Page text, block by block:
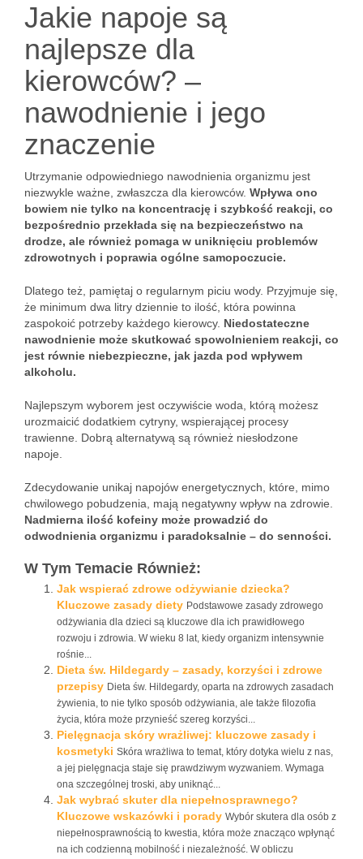
Jakie napoje są
najlepsze dla
kierowców? –
nawodnienie i jego
znaczenie
Utrzymanie odpowiedniego nawodnienia organizmu jest
niezwykle ważne, zwłaszcza dla kierowców. Wpływa ono
bowiem nie tylko na koncentrację i szybkość reakcji, co
bezpośrednio przekłada się na bezpieczeństwo na
drodze, ale również pomaga w uniknięciu problemów
zdrowotnych i poprawia ogólne samopoczucie.
Dlatego też, pamiętaj o regularnym piciu wody. Przyjmuje się,
że minimum dwa litry dziennie to ilość, która powinna
zaspokoić potrzeby każdego kierowcy. Niedostateczne
nawodnienie może skutkować spowolnieniem reakcji, co
jest równie niebezpieczne, jak jazda pod wpływem
alkoholu.
Najlepszym wyborem jest oczywiście woda, którą możesz
urozmaicić dodatkiem cytryny, wspierającej procesy
trawienne. Dobrą alternatywą są również niesłodzone
napoje.
Zdecydowanie unikaj napojów energetycznych, które, mimo
chwilowego pobudzenia, mają negatywny wpływ na zdrowie.
Nadmierna ilość kofeiny może prowadzić do
odwodnienia organizmu i paradoksalnie – do senności.
W Tym Temacie Również:
Jak wspierać zdrowe odżywianie dziecka?
Kluczowe zasady diety Podstawowe zasady zdrowego
odżywiania dla dzieci są kluczowe dla ich prawidłowego
rozwoju i zdrowia. W wieku 8 lat, kiedy organizm intensywnie
rośnie...
Dieta św. Hildegardy – zasady, korzyści i zdrowe
przepisy Dieta św. Hildegardy, oparta na zdrowych zasadach
żywienia, to nie tylko sposób odżywiania, ale także filozofia
życia, która może przynieść szereg korzyści...
Pielęgnacja skóry wrażliwej: kluczowe zasady i
kosmetyki Skóra wrażliwa to temat, który dotyka wielu z nas,
a jej pielęgnacja staje się prawdziwym wyzwaniem. Wymaga
ona szczególnej troski, aby uniknąć...
Jak wybrać skuter dla niepełnosprawnego?
Kluczowe wskazówki i porady Wybór skutera dla osób z
niepełnosprawnością to kwestia, która może znacząco wpłynąć
na ich codzienną mobilność i niezależność. W obliczu